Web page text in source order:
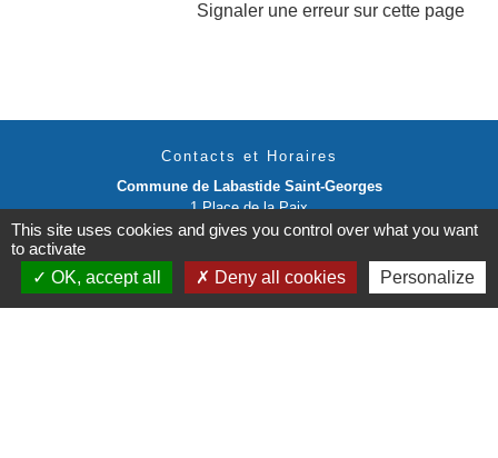
Signaler une erreur sur cette page
Contacts et Horaires
Commune de Labastide Saint-Georges
1 Place de la Paix
81500 Labastide-Saint-Georges - FRANCE
Contact par formulaire
This site uses cookies and gives you control over what you want
to activate
OK, accept all
Deny all cookies Personalize